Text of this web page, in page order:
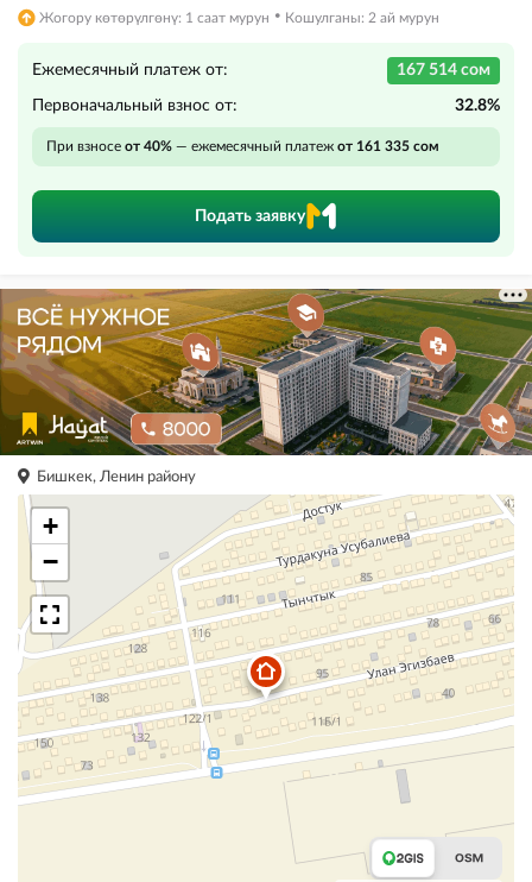
Жогору көтөрүлгөнү: 1 саат мурун · Кошулганы: 2 ай мурун
Ежемесячный платеж от: 167 514 сом
Первоначальный взнос от: 32.8%
При взносе от 40% — ежемесячный платеж от 161 335 сом
Подать заявку
Бишкек, Ленин району
+
−